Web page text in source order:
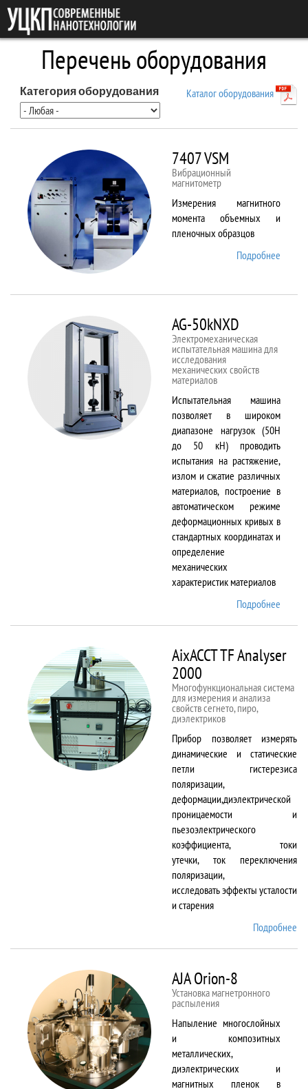
Перейти к основному содержанию
Перечень оборудования
Каталог оборудования
Категория оборудования
7407 VSM
Вибрационный
магнитометр
Измерения магнитного
момента объемных и
пленочных образцов
Подробнее
AG-50kNXD
Электромеханическая
испытательная машина для
исследования
механических свойств
материалов
Испытательная машина
позволяет в широком
диапазоне нагрузок (50Н
до 50 кН) проводить
испытания на растяжение,
излом и сжатие различных
материалов, построение в
автоматическом режиме
деформационных кривых в
стандартных координатах и
определение
механических
характеристик материалов
Подробнее
AixACCT TF Analyser
2000
Многофункциональная система
для измерения и анализа
свойств сегнето, пиро,
диэлектриков
Прибор позволяет измерять
динамические и статические
петли гистерезиса
поляризации,
деформации,диэлектрической
проницаемости и
пьезоэлектрического
коэффициента, токи
утечки, ток переключения
поляризации,
исследовать эффекты усталости
и старения
Подробнее
AJA Orion-8
Установка магнетронного
распыления
Напыление многослойных
и композитных
металлических,
диэлектрических и
магнитных пленок в